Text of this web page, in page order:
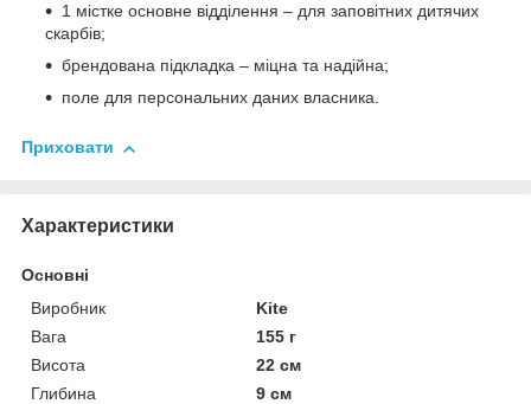
1 містке основне відділення – для заповітних дитячих
скарбів;
брендована підкладка – міцна та надійна;
поле для персональних даних власника.
Приховати
Характеристики
Основні
Виробник
Kite
Вага
155 г
Висота
22 см
Глибина
9 см